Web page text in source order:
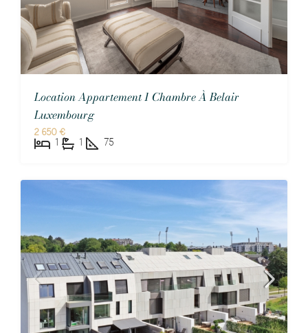
Location Appartement 1 Chambre À Belair
Luxembourg
2 650 €
1 1 75